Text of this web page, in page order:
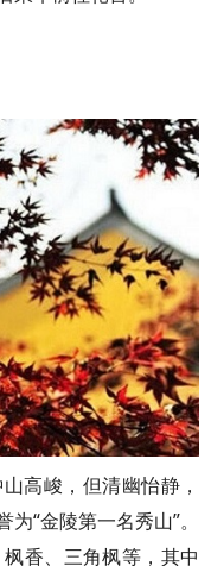
高峻，但清幽怡静，
“金陵第一名秀山”。
香、三角枫等，其中